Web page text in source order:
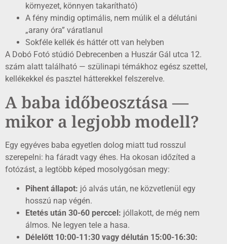
környezet, könnyen takarítható)
A fény mindig optimális, nem múlik el a délutáni
„arany óra” váratlanul
Sokféle kellék és háttér ott van helyben
A Dobó Fotó stúdió Debrecenben a Huszár Gál utca 12.
szám alatt található — szülinapi témákhoz egész szettel,
kellékekkel és pasztel hátterekkel felszerelve.
A baba időbeosztása —
mikor a legjobb modell?
Egy egyéves baba egyetlen dolog miatt tud rosszul
szerepelni: ha fáradt vagy éhes. Ha okosan időzíted a
fotózást, a legtöbb képed mosolygósan megy:
Pihent állapot: jó alvás után, ne közvetlenül egy
hosszú nap végén.
Etetés után 30-60 perccel: jóllakott, de még nem
álmos. Ne legyen tele a hasa.
Délelőtt 10:00-11:30 vagy délután 15:00-16:30: